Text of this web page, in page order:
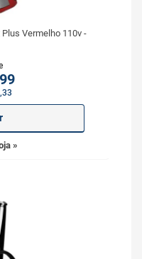
Vermelho 110v -
»